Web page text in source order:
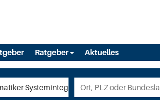
Ratgeber Aktuelles